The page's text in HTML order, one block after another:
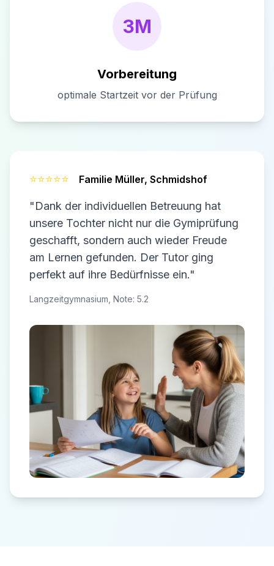
3M
Vorbereitung
optimale Startzeit vor der Prüfung
⭐⭐⭐⭐⭐ Familie Müller, Schmidshof
"Dank der individuellen Betreuung hat
unsere Tochter nicht nur die Gymiprüfung
geschafft, sondern auch wieder Freude
am Lernen gefunden. Der Tutor ging
perfekt auf ihre Bedürfnisse ein."
Langzeitgymnasium, Note: 5.2